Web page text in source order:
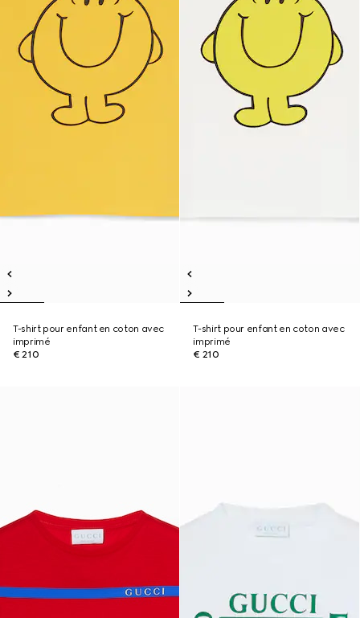
T-shirt pour enfant en coton avec
imprimé
€ 210
T-shirt pour enfant en coton avec
imprimé
€ 210